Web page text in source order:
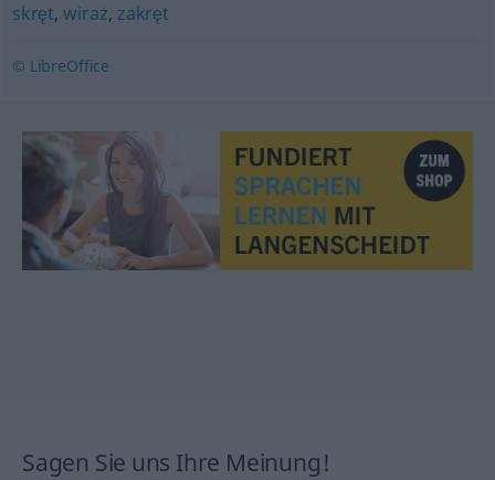
skręt,wiraż, zakręt
© LibreOffice
Sagen Sie uns Ihre Meinung!